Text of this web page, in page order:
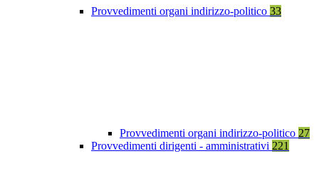
Provvedimenti organi indirizzo-politico 33
Provvedimenti organi indirizzo-politico 27
Provvedimenti dirigenti - amministrativi 221